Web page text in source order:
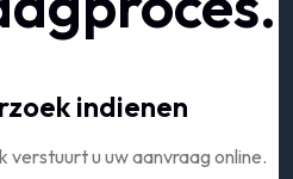
indienen
verstuurt u uw aanvraag online.